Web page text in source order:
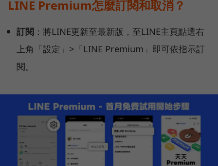
LINE Premium怎麼訂閱和取消？
訂閱 ：將LINE更新至最新版，至LINE主頁點選右
上角「設定」>「LINE Premium」即可依指示訂
閱。